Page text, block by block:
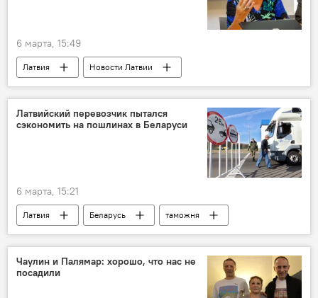
6 марта, 15:49
Латвия
Новости Латвии
Новости культуры Латвии
Латвийский Национальный художественный музей
Мара Лаце
бюрократия
Латвийский перевозчик пытался
сэкономить на пошлинах в Беларуси
6 марта, 15:21
Латвия Беларусь
таможня
Происшествия в Латвии
штраф
грузоперевозки
Чаулин и Палямар: хорошо, что нас не
посадили